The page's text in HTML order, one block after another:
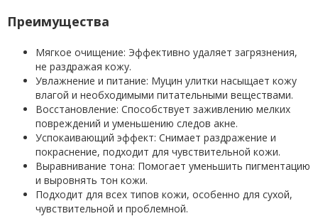
Преимущества
Мягкое очищение: Эффективно удаляет загрязнения,
не раздражая кожу.
Увлажнение и питание: Муцин улитки насыщает кожу
влагой и необходимыми питательными веществами.
Восстановление: Способствует заживлению мелких
повреждений и уменьшению следов акне.
Успокаивающий эффект: Снимает раздражение и
покраснение, подходит для чувствительной кожи.
Выравнивание тона: Помогает уменьшить пигментацию
и выровнять тон кожи.
Подходит для всех типов кожи, особенно для сухой,
чувствительной и проблемной.